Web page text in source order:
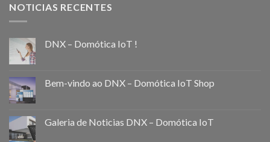
NOTICIAS RECENTES
DNX – Domótica IoT !
Bem-vindo ao DNX – Domótica IoT Shop
Galeria de Noticias DNX – Domótica IoT